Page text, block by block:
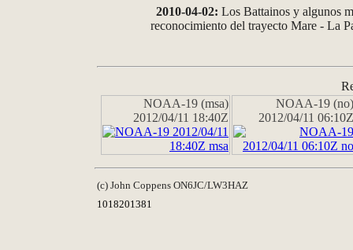
2010-04-02: Los Battainos y algunos
reconocimiento del trayecto Mare - La
NOAA-19 (msa)
2012/04/11 18:40Z
NOAA-19 (no)
2012/04/11 06:10Z
(c) John Coppens ON6JC/LW3HAZ
1018201381